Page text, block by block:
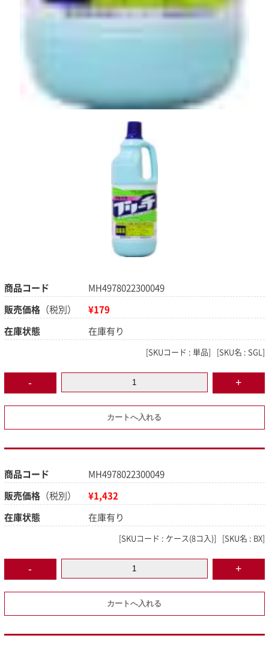
商品コード
MH4978022300049
販売価格（税別）
¥179
在庫状態
在庫有り
[SKU名 : SGL]
[SKUコード :単品]
商品コード
MH4978022300049
販売価格（税別）
¥1,432
在庫状態
在庫有り
[SKU名 : BX]
[SKUコード : ケース(8コ入)]